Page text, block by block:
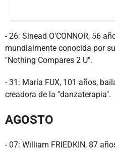
- 26: Sinead O'CONNOR, 56
mundialmente conocida por
"Nothing Compares 2 U".
- 31: María FUX, 101 años,
creadora de la "danzaterapia".
AGOSTO
- 07: William FRIEDKIN, 87